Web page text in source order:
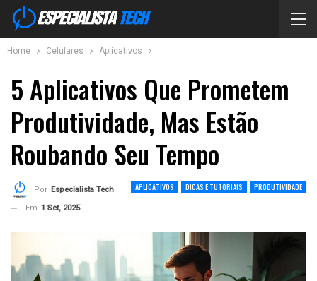
Home Celulares Aplicativos
5 Aplicativos Que Prometem
Produtividade, Mas Estão
Roubando Seu Tempo
APLICATIVOS DICAS E TUTORIAIS PRODUTIVIDADE
Por Especialista Tech
Em 1 Set, 2025